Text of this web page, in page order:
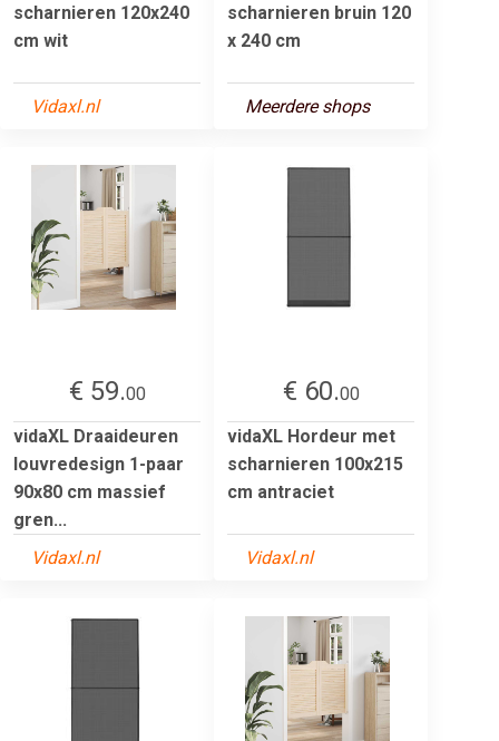
scharnieren 120x240
cm wit
Vidaxl.nl
scharnieren bruin 120
x 240 cm
Meerdere shops
€ 59.00
vidaXL Draaideuren
louvredesign 1-paar
90x80 cm massief
gren...
Vidaxl.nl
€ 60.00
vidaXL Hordeur met
scharnieren 100x215
cm antraciet
Vidaxl.nl